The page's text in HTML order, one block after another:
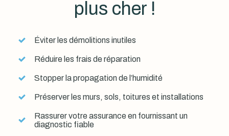
plus cher !
Éviter les démolitions inutiles
Réduire les frais de réparation
Stopper la propagation de l’humidité
Préserver les murs, sols, toitures et installations
Rassurer votre assurance en fournissant un
diagnostic fiable